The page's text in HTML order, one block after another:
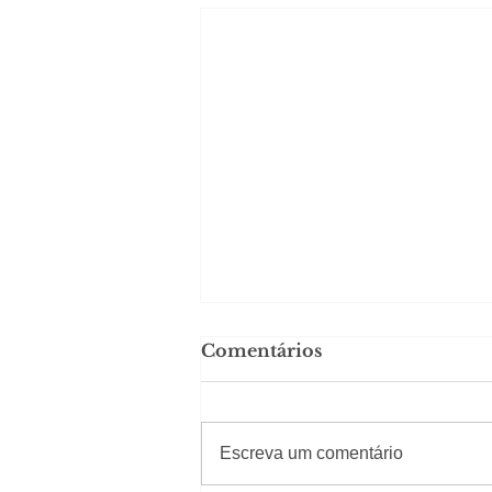
Comentários
Escreva um comentário
#Sugestões